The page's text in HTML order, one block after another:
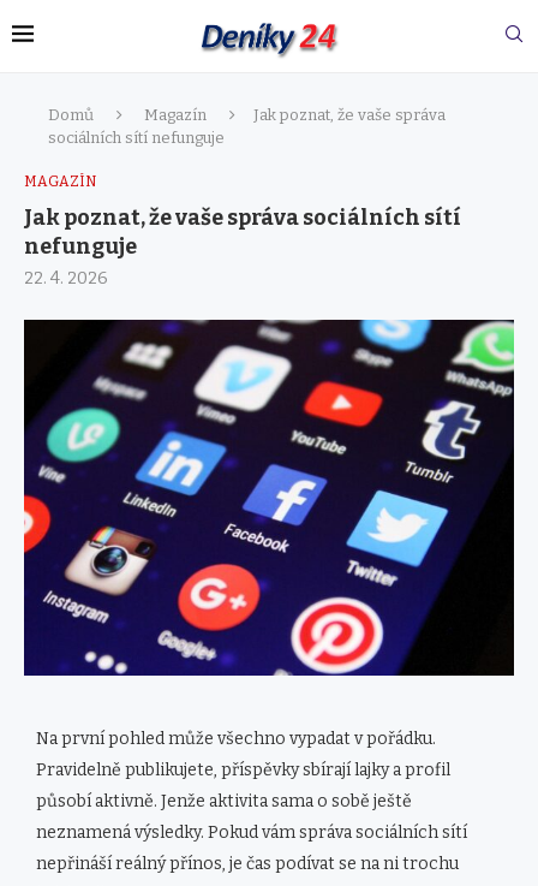
Domů Magazín
Jak poznat, že vaše správa
sociálních sítí nefunguje
MAGAZÍN
Jak poznat, že vaše správa sociálních sítí
nefunguje
22. 4. 2026
Na první pohled může všechno vypadat v pořádku.
Pravidelně publikujete, příspěvky sbírají lajky a profil
působí aktivně. Jenže aktivita sama o sobě ještě
neznamená výsledky. Pokud vám správa sociálních sítí
nepřináší reálný přínos, je čas podívat se na ni trochu